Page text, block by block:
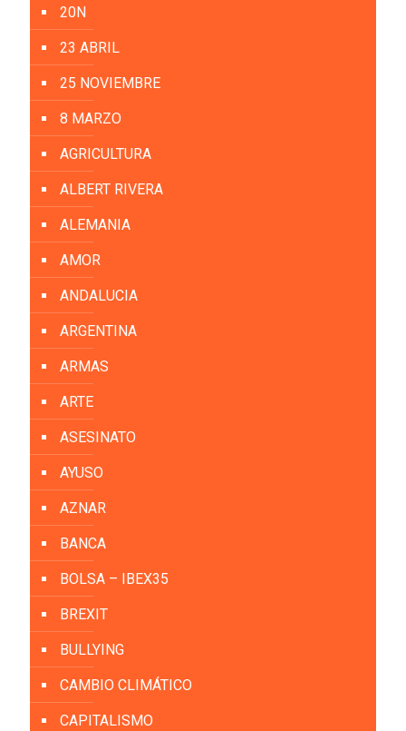
20N
23 ABRIL
25 NOVIEMBRE
8 MARZO
AGRICULTURA
ALBERT RIVERA
ALEMANIA
AMOR
ANDALUCIA
ARGENTINA
ARMAS
ARTE
ASESINATO
AYUSO
AZNAR
BANCA
BOLSA – IBEX35
BREXIT
BULLYING
CAMBIO CLIMÁTICO
CAPITALISMO